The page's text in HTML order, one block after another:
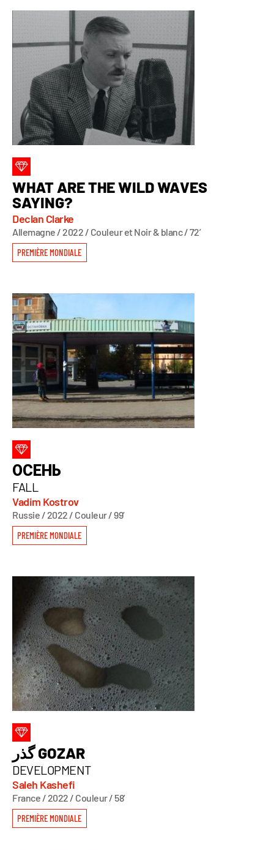
WHAT ARE THE WILD WAVES
SAYING?
Declan Clarke
Allemagne / 2022 / Couleur et Noir & blanc / 72’
PREMIÈRE MONDIALE
ОСЕНЬ
FALL
Vadim Kostrov
Russie / 2022 / Couleur / 99’
PREMIÈRE MONDIALE
گذر GOZAR
DEVELOPMENT
Saleh Kashefi
France / 2022 / Couleur / 58’
PREMIÈRE MONDIALE